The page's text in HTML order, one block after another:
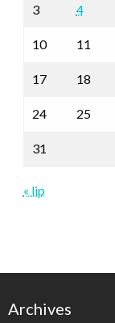
3 4
10 11
17 18
24 25
31
« lip
Archives